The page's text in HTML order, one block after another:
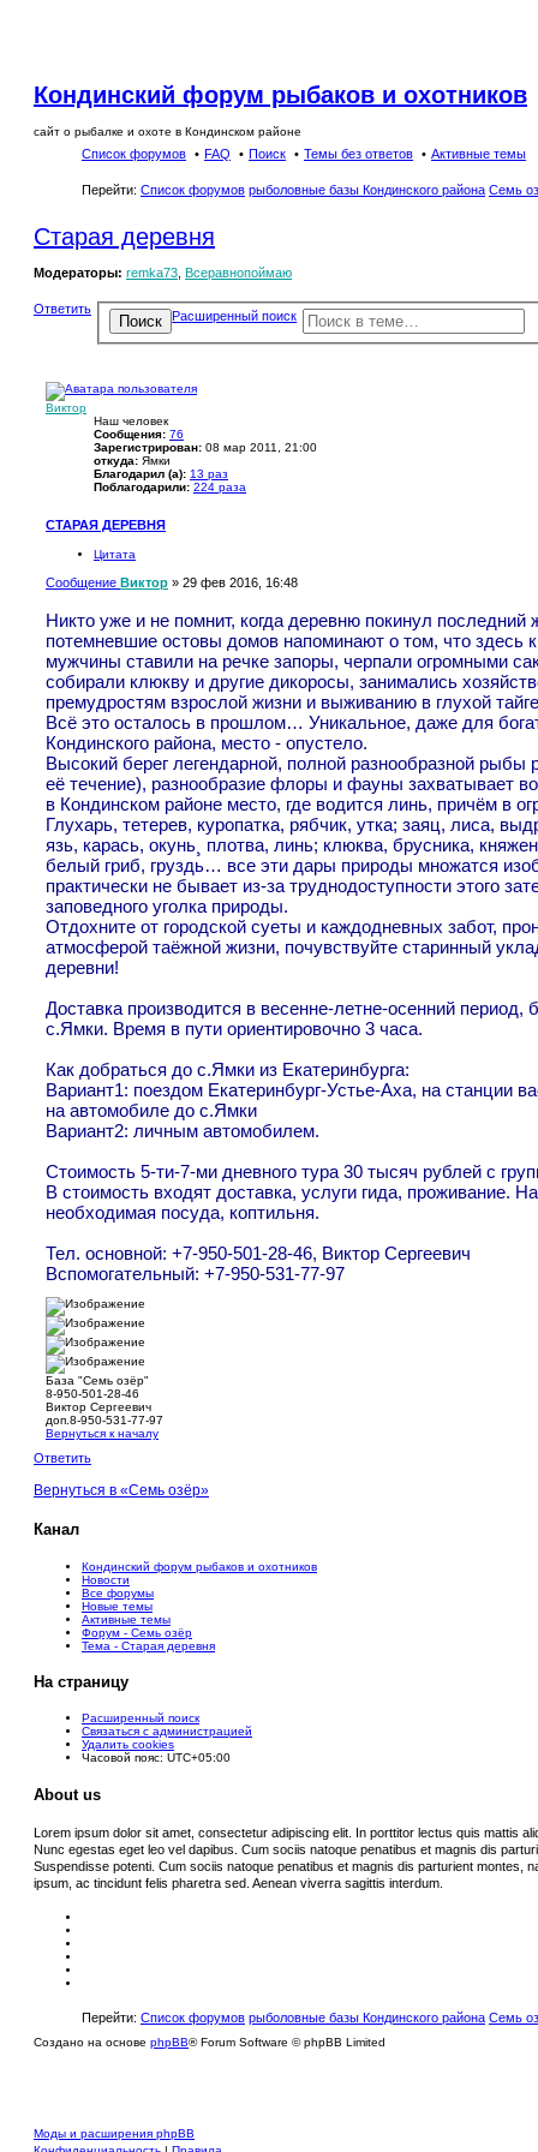
Кондинский форум рыбаков и охотников
сайт о рыбалке и охоте в Кондинском районе
Список форумов FAQ Поиск Темы без ответов Активные темы
Перейти: Список форумов рыболовные базы Кондинского района Семь
Старая деревня
Модераторы: remka73 Всеравнопоймаю
Ответить
Поиск Расширенный поиск
Виктор
Наш человек
Сообщения: 76
Зарегистрирован: 08 мар 2011, 21:00
откуда: Ямки
Благодарил (а): 13 раз
Поблагодарили: 224 раза
СТАРАЯ ДЕРЕВНЯ
Цитата
Сообщение Виктор » 29 фев 2016, 16:48
Никто уже и не помнит, когда деревню покинул
потемневшие остовы домов напоминают о том, что здесь
мужчины ставили на речке запоры, черпали огромными
собирали клюкву и другие дикоросы, занимались
премудростям взрослой жизни и выживанию в глухой
Всё это осталось в прошлом… Уникальное, даже для
Кондинского района, место - опустело.
Высокий берег легендарной, полной разнообразной рыбы
её течение), разнообразие флоры и фауны захватывает
в Кондинском районе место, где водится линь, причём в
Глухарь, тетерев, куропатка, рябчик, утка; заяц, лиса,
язь, карась, окунь¸ плотва, линь; клюква, брусника,
белый гриб, груздь… все эти дары природы множатся
практически не бывает из-за труднодоступности этого
заповедного уголка природы.
Отдохните от городской суеты и каждодневных забот,
атмосферой таёжной жизни, почувствуйте старинный
деревни!
Доставка производится в весенне-летне-осенний период,
с.Ямки. Время в пути ориентировочно 3 часа.
Как добраться до с.Ямки из Екатеринбурга:
Вариант1: поездом Екатеринбург-Устье-Аха, на станции
на автомобиле до с.Ямки
Вариант2: личным автомобилем.
Стоимость 5-ти-7-ми дневного тура 30 тысяч рублей с
В стоимость входят доставка, услуги гида, проживание.
необходимая посуда, коптильня.
Тел. основной: +7-950-501-28-46, Виктор Сергеевич
Вспомогательный: +7-950-531-77-97
База "Семь озёр"
8-950-501-28-46
Виктор Сергеевич
доп.8-950-531-77-97
Вернуться к началу
Ответить
Вернуться в «Семь озёр»
Канал
Кондинский форум рыбаков и охотников
Новости
Все форумы
Новые темы
Активные темы
Форум - Семь озёр
Тема - Старая деревня
На страницу
Расширенный поиск
Связаться с администрацией
Удалить cookies
Часовой пояс: UTC+05:00
About us
Lorem ipsum dolor sit amet, consectetur adipiscing elit. In porttitor lectus quis mattis
Nunc egestas eget leo vel dapibus. Cum sociis natoque penatibus et magnis dis
Suspendisse potenti. Cum sociis natoque penatibus et magnis dis parturient montes,
ipsum, ac tincidunt felis pharetra sed. Aenean viverra sagittis interdum.
Перейти: Список форумов рыболовные базы Кондинского района Семь
Создано на основе phpBB® Forum Software © phpBB Limited
Моды и расширения phpBB